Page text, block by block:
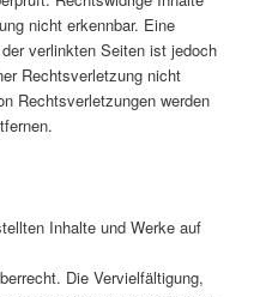
nicht erkennbar. Eine
verlinkten Seiten ist jedoch
Rechtsverletzung nicht
Rechtsverletzungen werden
Inhalte und Werke auf
Die Vervielfältigung,